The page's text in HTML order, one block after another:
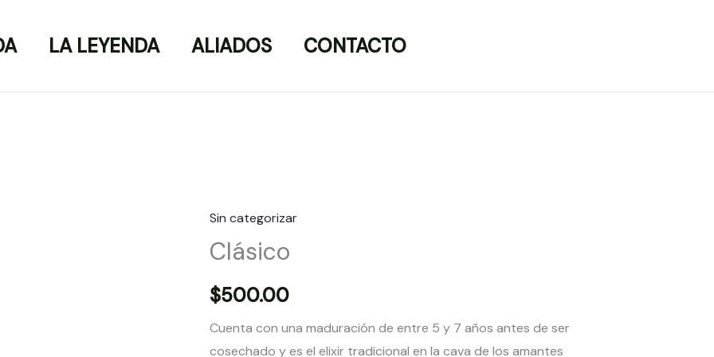
LA LEYENDA ALIADOS CONTACTO
Sin categorizar
Clásico
$500.00
Cuenta con una maduración de entre 5 y 7 años antes de ser
cosechado y es el elixir tradicional en la cava de los amantes
Clásico
cantidad